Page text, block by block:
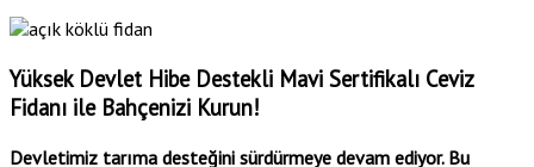
Yüksek Devlet Hibe Destekli Mavi Sertifikalı Ceviz
Fidanı ile Bahçenizi Kurun!
Devletimiz tarıma desteğini sürdürmeye devam ediyor. Bu